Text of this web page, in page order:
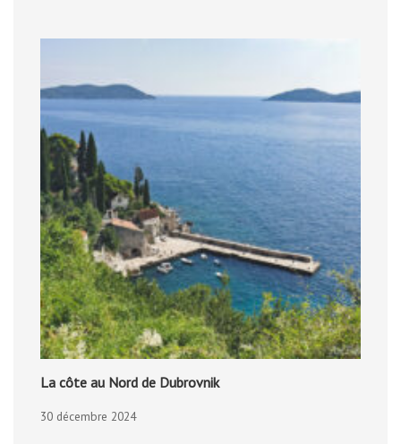
La côte au Nord de Dubrovnik
30 décembre 2024